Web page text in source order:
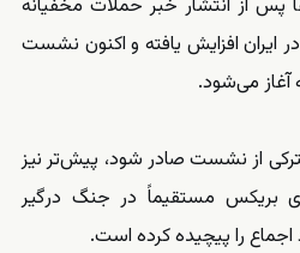
از انتشار خبر حملات مخفیانه
ایران افزایش یافته و اکنون نشست
آغاز می‌شود.
از نشست صادر شود، پیش‌تر نیز
بریکس مستقیماً در جنگ درگیر
را پیچیده کرده است.